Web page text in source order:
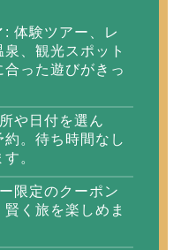
: 体験ツアー、レ
、観光スポット
った遊びがきっ
や日付を選ん
。待ち時間なし
。
限定のクーポン
く旅を楽しめま